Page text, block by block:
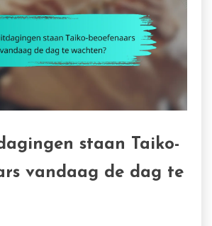
staan Taiko-
vandaag de dag te